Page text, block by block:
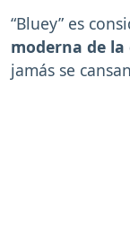
“Bluey” es
moderna de
jamás se